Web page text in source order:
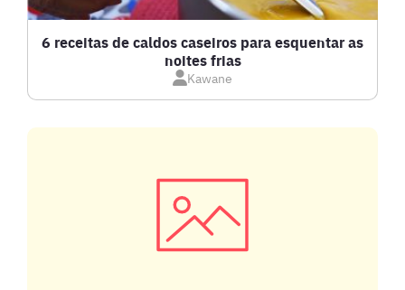
CALDOS
CARNE BOVINA
COMPOTAS E GELEIAS
6 receitas de caldos caseiros para esquentar as
noites frias
Kawane